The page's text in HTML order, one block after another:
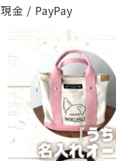
現金 / PayPay